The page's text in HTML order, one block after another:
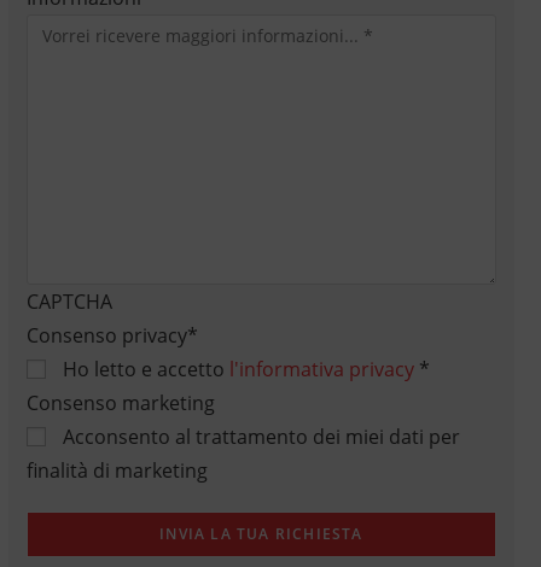
CAPTCHA
Consenso privacy*
Ho letto e accetto l'informativa privacy*
Consenso marketing
Acconsento al trattamento dei miei dati per
finalità di marketing